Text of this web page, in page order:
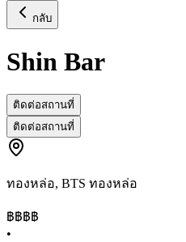
กลับ
Shin Bar
ติดต่อสถานที่
ติดต่อสถานที่
ทองหล่อ, BTS ทองหล่อ
฿฿฿฿
•